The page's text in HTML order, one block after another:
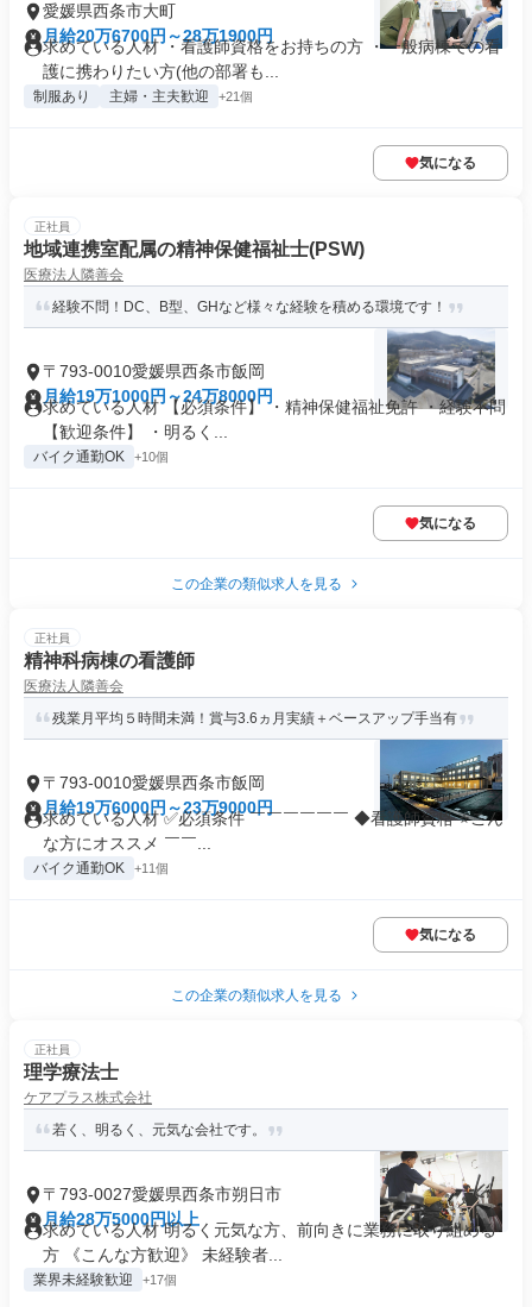
愛媛県西条市大町
月給20万6700円～28万1900円
求めている人材 ・看護師資格をお持ちの方 ・一般病棟での看
護に携わりたい方(他の部署も...
制服あり 主婦・主夫歓迎 +21個
気になる
正社員
地域連携室配属の精神保健福祉士(PSW)
医療法人隣善会
経験不問！DC、B型、GHなど様々な経験を積める環境です！
〒793-0010愛媛県西条市飯岡
月給19万1000円～24万8000円
求めている人材 【必須条件】 ・精神保健福祉免許 ・経験不問
【歓迎条件】 ・明るく...
バイク通勤OK +10個
気になる
この企業の類似求人を見る
正社員
精神科病棟の看護師
医療法人隣善会
残業月平均５時間未満！賞与3.6ヵ月実績＋ベースアップ手当有
〒793-0010愛媛県西条市飯岡
月給19万6000円～23万9000円
求めている人材 ✅必須条件 ￣￣￣￣￣￣ ◆看護師資格 ⭐こん
な方にオススメ ￣￣...
バイク通勤OK +11個
気になる
この企業の類似求人を見る
正社員
理学療法士
ケアプラス株式会社
若く、明るく、元気な会社です。
〒793-0027愛媛県西条市朔日市
月給28万5000円以上
求めている人材 明るく元気な方、前向きに業務に取り組める
方 《こんな方歓迎》 未経験者...
業界未経験歓迎 +17個